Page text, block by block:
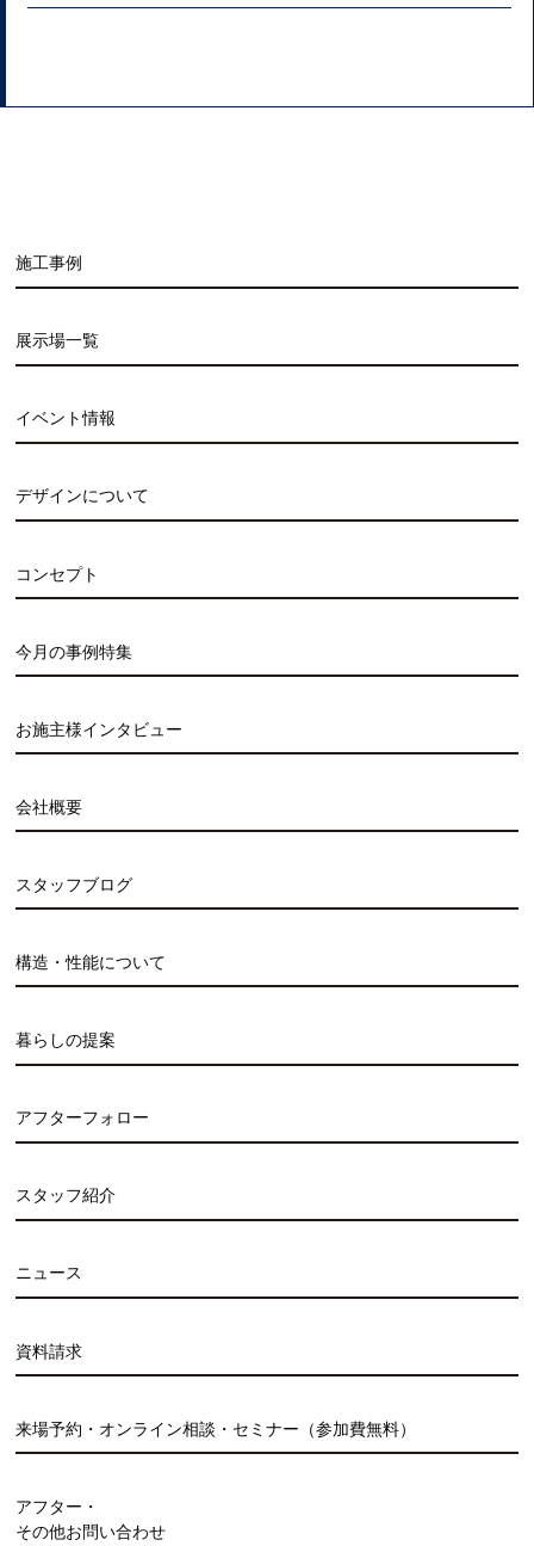
施工事例
展示場一覧
イベント情報
デザインについて
コンセプト
今月の事例特集
お施主様インタビュー
会社概要
スタッフブログ
構造・性能について
暮らしの提案
アフターフォロー
スタッフ紹介
ニュース
資料請求
来場予約・オンライン相談・セミナー（参加費無料）
アフター・
その他お問い合わせ